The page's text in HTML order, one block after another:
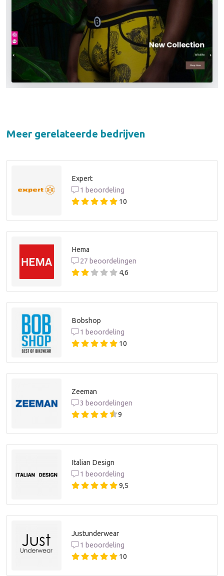
Meer gerelateerde bedrijven
Expert
1 beoordeling
10
Hema
27 beoordelingen
4,6
Bobshop
1 beoordeling
10
Zeeman
3 beoordelingen
9
Italian Design
1 beoordeling
9,5
Justunderwear
1 beoordeling
10